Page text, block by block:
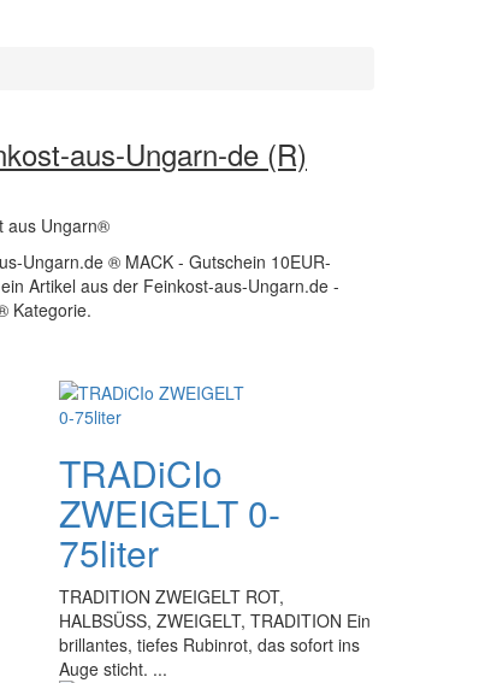
aus-Ungarn-de (R)
aus Ungarn®
Ungarn.de ® MACK - Gutschein 10EUR-
Artikel aus der Feinkost-aus-Ungarn.de -
Kategorie.
TRADiCIo
ZWEIGELT 0-
75liter
TRADITION ZWEIGELT ROT,
HALBSÜSS, ZWEIGELT, TRADITION Ein
brillantes, tiefes Rubinrot, das sofort ins
Auge sticht. ...